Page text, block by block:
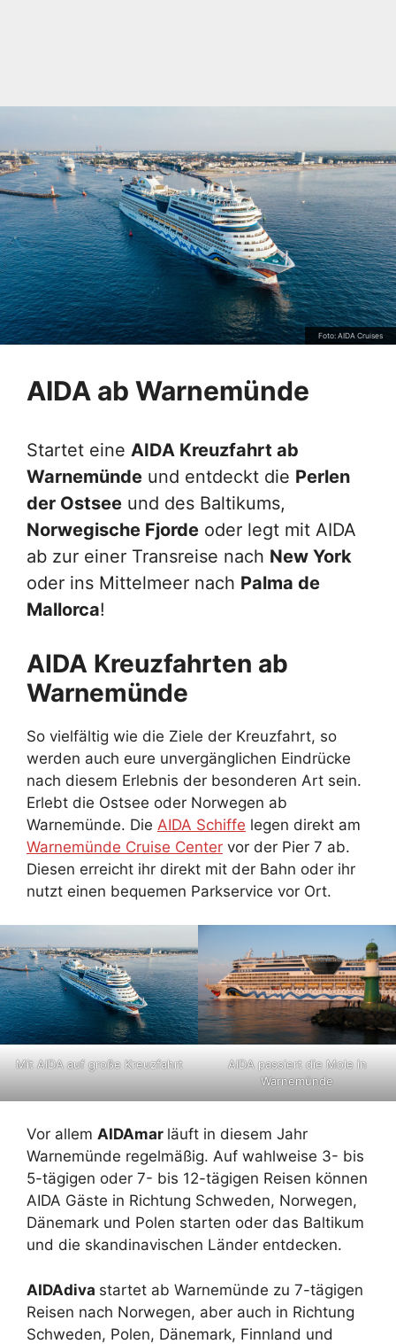
Foto: AIDA Cruises
AIDA ab Warnemünde
Startet eine AIDA Kreuzfahrt ab
Warnemünde und entdeckt die Perlen
der Ostsee und des Baltikums,
Norwegische Fjorde oder legt mit AIDA
ab zur einer Transreise nach New York
oder ins Mittelmeer nach Palma de
Mallorca!
AIDA Kreuzfahrten ab
Warnemünde
So vielfältig wie die Ziele der Kreuzfahrt, so
werden auch eure unvergänglichen Eindrücke
nach diesem Erlebnis der besonderen Art sein.
Erlebt die Ostsee oder Norwegen ab
Warnemünde. Die AIDA Schiffe legen direkt am
Warnemünde Cruise Center vor der Pier 7 ab.
Diesen erreicht ihr direkt mit der Bahn oder ihr
nutzt einen bequemen Parkservice vor Ort.
Mit AIDA auf große Kreuzfahrt
AIDA passiert die Mole in
Warnemünde
Vor allem AIDAmar läuft in diesem Jahr
Warnemünde regelmäßig. Auf wahlweise 3- bis
5-tägigen oder 7- bis 12-tägigen Reisen können
AIDA Gäste in Richtung Schweden, Norwegen,
Dänemark und Polen starten oder das Baltikum
und die skandinavischen Länder entdecken.
AIDAdiva startet ab Warnemünde zu 7-tägigen
Reisen nach Norwegen, aber auch in Richtung
Schweden, Polen, Dänemark, Finnland und